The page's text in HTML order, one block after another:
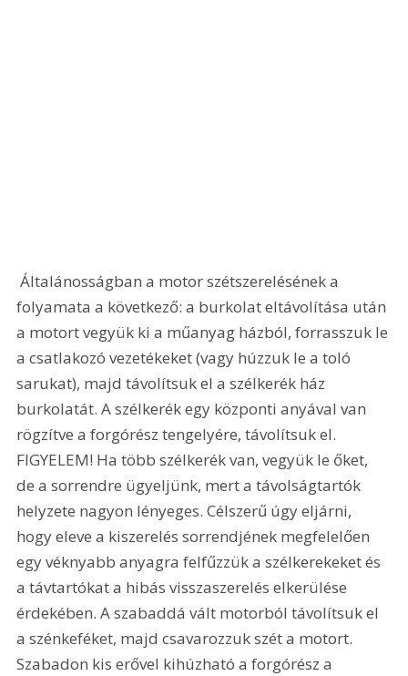
Általánosságban a motor szétszerelésének a
folyamata a következő: a burkolat eltávolítása után
a motort vegyük ki a műanyag házból, forrasszuk le
a csatlakozó vezetékeket (vagy húzzuk le a toló
sarukat), majd távolítsuk el a szélkerék ház
burkolatát. A szélkerék egy központi anyával van
rögzítve a forgórész tengelyére, távolítsuk el.
FIGYELEM! Ha több szélkerék van, vegyük le őket,
de a sorrendre ügyeljünk, mert a távolságtartók
helyzete nagyon lényeges. Célszerű úgy eljárni,
hogy eleve a kiszerelés sorrendjének megfelelően
egy véknyabb anyagra felfűzzük a szélkerekeket és
a távtartókat a hibás visszaszerelés elkerülése
érdekében. A szabaddá vált motorból távolítsuk el
a szénkeféket, majd csavarozzuk szét a motort.
Szabadon kis erővel kihúzható a forgórész a